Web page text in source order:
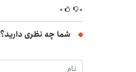
۰ ۰
شما چه نظری دارید؟